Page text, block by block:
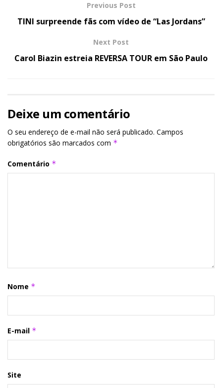
Previous Post
TINI surpreende fãs com vídeo de “Las Jordans”
Next Post
Carol Biazin estreia REVERSA TOUR em São Paulo
Deixe um comentário
O seu endereço de e-mail não será publicado. Campos
obrigatórios são marcados com *
Comentário *
Nome *
E-mail *
Site